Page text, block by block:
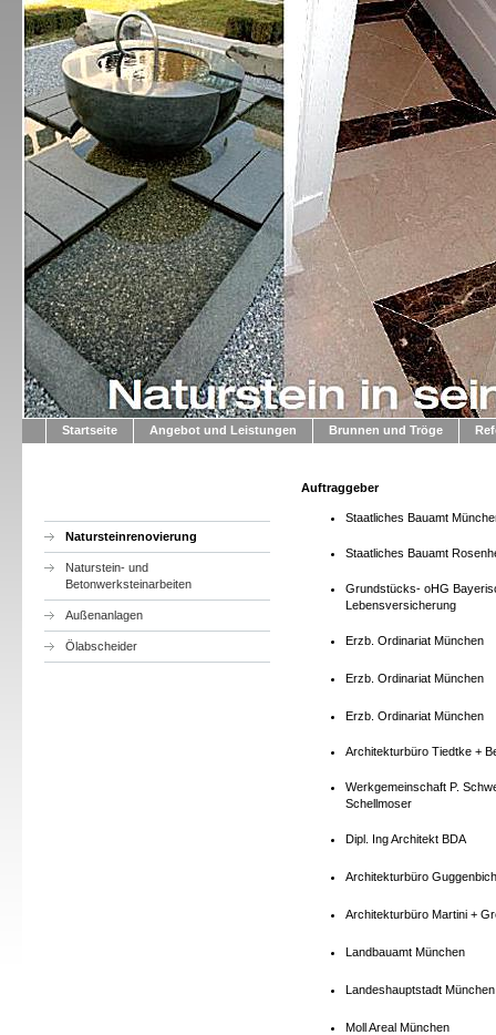
Startseite Angebot und Leistungen Brunnen und Tröge
Natursteinrenovierung
Naturstein- und
Betonwerksteinarbeiten
Außenanlagen
Ölabscheider
Auftraggeber
Staatliches Bauamt
Staatliches Bauamt
Grundstücks- oHG
Lebensversicherung
Erzb. Ordinariat München
Erzb. Ordinariat München
Erzb. Ordinariat München
Architekturbüro Tiedtke +
Werkgemeinschaft P.
Schellmoser
Dipl. Ing Architekt BDA
Architekturbüro
Architekturbüro Martini +
Landbauamt München
Landeshauptstadt
Moll Areal München